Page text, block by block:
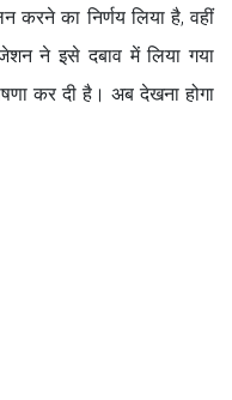
का निर्णय लिया है, वहीं
ने इसे दबाव में लिया गया
कर दी है। अब देखना होगा